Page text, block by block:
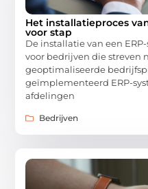
Het installatieproces
voor stap
De installatie van een
voor bedrijven die streven
geoptimaliseerde
geïmplementeerd ERP-
afdelingen
Bedrijven